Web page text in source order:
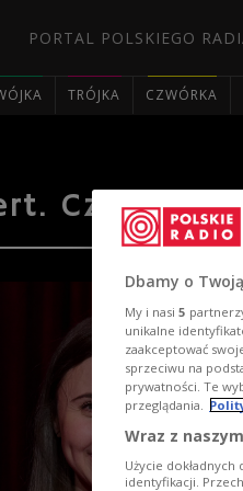
PORTAL POLSKIEGO
TRÓJKA CZWÓRKA
Czereśnie
Dbamy o
My i nasi 5
unikalne
zaakceptować
sprzeciwu na
prywatności. Te
przeglądania.
Wraz z
Użycie
identyfikacji.